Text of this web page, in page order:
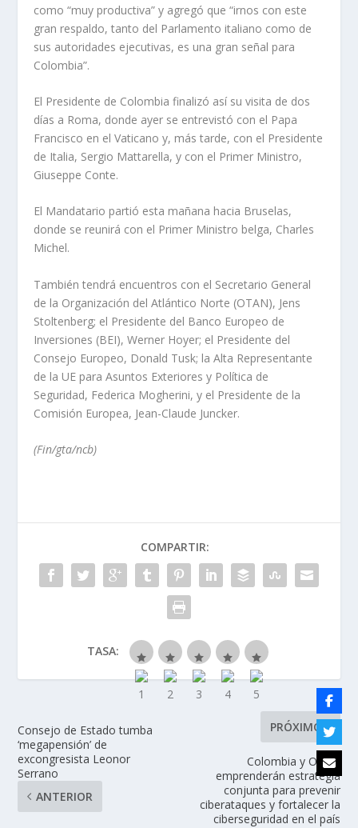
como “muy productiva” y agregó que “irnos con este
gran respaldo, tanto del Parlamento italiano como de
sus autoridades ejecutivas, es una gran señal para
Colombia”.
El Presidente de Colombia finalizó así su visita de dos
días a Roma, donde ayer se entrevistó con el Papa
Francisco en el Vaticano y, más tarde, con el Presidente
de Italia, Sergio Mattarella, y con el Primer Ministro,
Giuseppe Conte.
El Mandatario partió esta mañana hacia Bruselas,
donde se reunirá con el Primer Ministro belga, Charles
Michel.
También tendrá encuentros con el Secretario General
de la Organización del Atlántico Norte (OTAN), Jens
Stoltenberg; el Presidente del Banco Europeo de
Inversiones (BEI), Werner Hoyer; el Presidente del
Consejo Europeo, Donald Tusk; la Alta Representante
de la UE para Asuntos Exteriores y Política de
Seguridad, Federica Mogherini, y el Presidente de la
Comisión Europea, Jean-Claude Juncker.
(Fin/gta/ncb)
COMPARTIR:
TASA:
Consejo de Estado tumba
‘megapensión’ de
excongresista Leonor
Serrano
ANTERIOR
PRÓXIMO
Colombia y OTAN
emprenderán estrategia
conjunta para prevenir
ciberataques y fortalecer la
ciberseguridad en el país